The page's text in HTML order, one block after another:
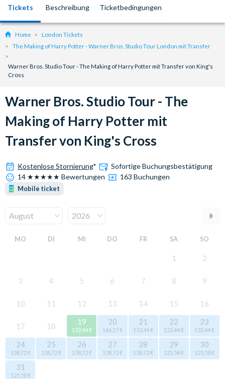
Tickets Beschreibung Ticketbedingungen
Home
London Tickets
The Making of Harry Potter - Warner Bros. Studio Tour London mit Transfer
Warner Bros. Studio Tour - The Making of Harry Potter mit Transfer von King's
Cross
Warner Bros. Studio Tour - The
Making of Harry Potter mit
Transfer von King's Cross
Kostenlose Stornierung*
Sofortige Buchungsbestätigung
14 ★★★★★ Bewertungen
163 Buchungen
Mobile ticket
MO DI MI DO FR SA SO
1 2
3 4 5 6 7 8 9
10 11 12 13 14 15 16
17 18 19
132,44 €
20
146,17 €
21
132,44 €
22
132,44 €
23
132,44 €
24
138,72 €
25
138,72 €
26
138,72 €
27
138,72 €
28
138,72 €
29
125,58 €
30
125,58 €
31
125,58 €